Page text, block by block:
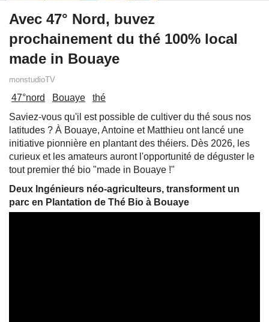
Avec 47° Nord, buvez
prochainement du thé 100% local
made in Bouaye
monstudioTV
47°nord Bouaye
thé
Saviez-vous qu'il est possible de cultiver du thé sous nos
latitudes ? À Bouaye, Antoine et Matthieu ont lancé une
initiative pionnière en plantant des théiers. Dès 2026, les
curieux et les amateurs auront l'opportunité de déguster le
tout premier thé bio "made in Bouaye !"
Deux Ingénieurs néo-agriculteurs, transforment un
parc en Plantation de Thé Bio à Bouaye